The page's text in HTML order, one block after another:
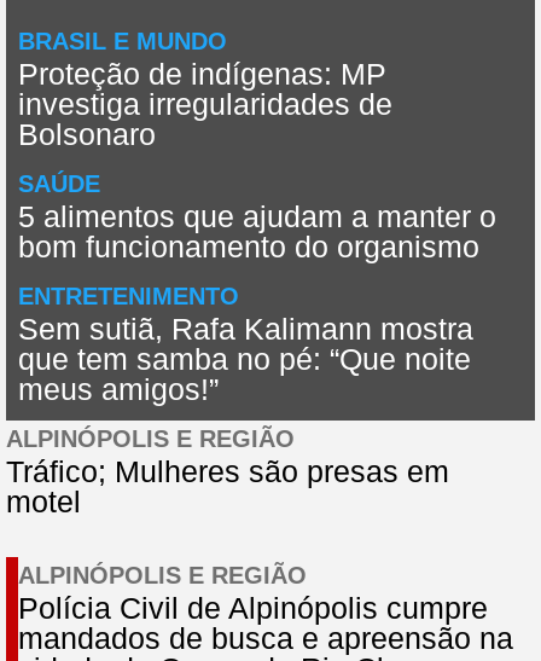
BRASIL E MUNDO
Proteção de indígenas: MP
investiga irregularidades de
Bolsonaro
SAÚDE
5 alimentos que ajudam a manter o
bom funcionamento do organismo
ENTRETENIMENTO
Sem sutiã, Rafa Kalimann mostra
que tem samba no pé: “Que noite
meus amigos!”
ALPINÓPOLIS E REGIÃO
Tráfico; Mulheres são presas em
motel
ALPINÓPOLIS E REGIÃO
Polícia Civil de Alpinópolis cumpre
mandados de busca e apreensão na